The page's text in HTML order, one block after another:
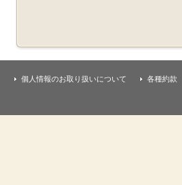
個人情報のお取り扱いについて 各種約款